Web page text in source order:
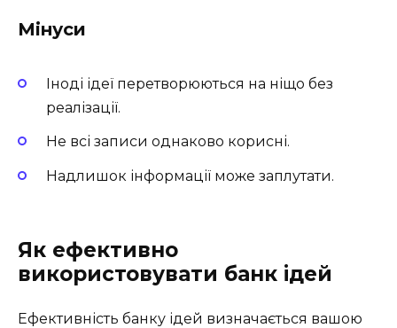
Мінуси
Іноді ідеї перетворюються на ніщо без
реалізації.
Не всі записи однаково корисні.
Надлишок інформації може заплутати.
Як ефективно
використовувати банк ідей
Ефективність банку ідей визначається вашою